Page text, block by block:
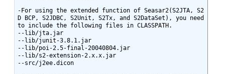
-For using the extended function of Seasar2(S2JTA, S2
D BCP, S2JDBC, S2Unit, S2Tx, and S2DataSet), you need
to include the following files in CLASSPATH.
--lib/jta.jar
--lib/junit-3.8.1.jar
--lib/poi-2.5-final-20040804.jar
--lib/s2-extension-2.x.x.jar
--src/j2ee.dicon